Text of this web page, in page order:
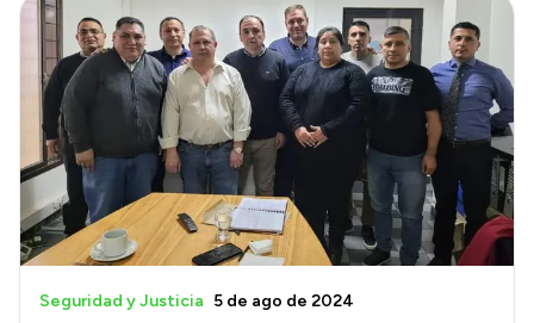
Seguridad y Justicia 5 de ago de 2024